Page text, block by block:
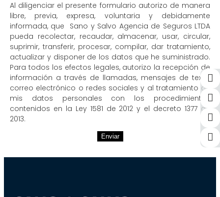
Al diligenciar el presente formulario autorizo de manera
libre, previa, expresa, voluntaria y debidamente
informada, que Sano y Salvo Agencia de Seguros LTDA
pueda recolectar, recaudar, almacenar, usar, circular,
suprimir, transferir, procesar, compilar, dar tratamiento,
actualizar y disponer de los datos que he suministrado.
Para todos los efectos legales, autorizo la recepción de
información a través de llamadas, mensajes de texto,
correo electrónico o redes sociales y al tratamiento de
mis datos personales con los procedimientos
contenidos en la Ley 1581 de 2012 y el decreto 1377 de
2013.
Enviar